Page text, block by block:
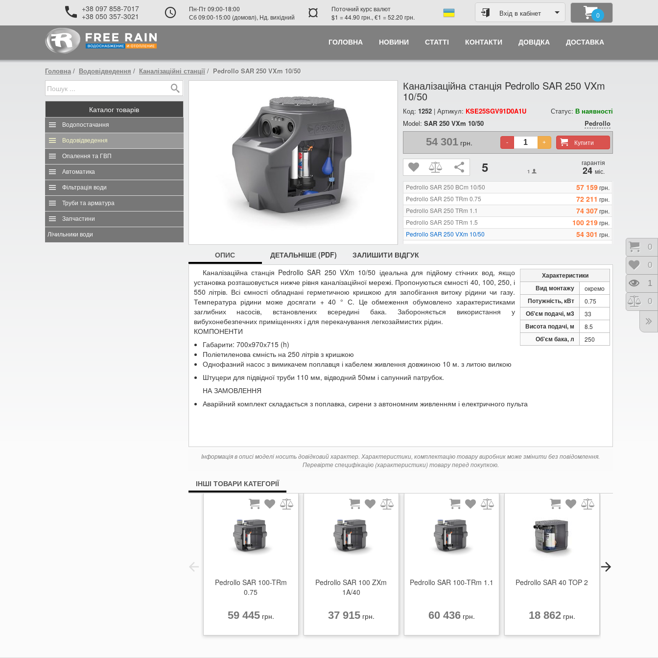
+38 097 858-7017
+38 050 357-3021
Пн-Пт 09:00-18:00
Сб 09:00-15:00 (домовл), Нд. вихідний
¤
Поточний курс валют
$1 = 44.90 грн., €1 = 52.20 грн.
Вхід в кабінет 0
ГОЛОВНА НОВИНИ СТАТТІ КОНТАКТИ ДОВІДКА ДОСТАВКА
Головна Водовідведення Каналізаційні станції Pedrollo SAR 250 VXm 10/50
Каталог товарів
Водопостачання
Водовідведення
Опалення та ГВП
Автоматика
Фільтрація води
Труби та арматура
Запчастини
Лічильники води
Каналізаційна станція Pedrollo SAR 250 VXm
10/50
Код: 1252 | Артикул: KSE25SGV91D0A1U Статус: В наявності
Model:SAR 250 VXm 10/50 Pedrollo
54 301грн. Купити
- +
5 1
гарантія
24 міс.
Pedrollo SAR 250 BCm 10/50
57 159грн.
Pedrollo SAR 250 TRm 0.75
72 211 грн.
Pedrollo SAR 250 TRm 1.1
74 307грн.
Pedrollo SAR 250 TRm 1.5
100 219грн.
Pedrollo SAR 250 VXm 10/50
54 301 грн.
ОПИС ДЕТАЛЬНІШЕ (PDF) ЗАЛИШИТИ ВІДГУК
Характеристики
Вид монтажу
окремо
Потужність, кВт 0.75
Об'єм подачі, м3 33
Висота подачі, м 8.5
Об'єм бака, л 250
Каналізаційна станція Pedrollo SAR 250 VXm 10/50 ідеальна для підйому стічних вод, якщо
установка розташовується нижче рівня каналізаційної мережі. Пропонуються ємності 40, 100, 250, і
550 літрів. Всі ємності обладнані герметичною кришкою для запобігання витоку рідини чи газу.
Температура рідини може досягати + 40 ° С. Це обмеження обумовлено характеристиками
заглибних насосів, встановлених всередині бака. Забороняється використання у
вибухонебезпечних приміщеннях і для перекачування легкозаймистих рідин.
КОМПОНЕНТИ
Габарити: 700х970х715 (h)
Поліетиленова ємність на 250 літрів з кришкою
Однофазний насос з вимикачем поплавця і кабелем живлення довжиною 10 м. з литою вилкою
Штуцери для підвідної труби 110 мм, відводний 50мм і сапунний патрубок.
НА ЗАМОВЛЕННЯ
Аварійний комплект складається з поплавка, сирени з автономним живленням і електричного пульта
Інформація в описі моделі носить довідковий характер. Характеристики, комплектацію товару виробник може змінити без повідомлення.
Перевірте специфікацію (характеристики) товару перед покупкою.
ІНШІ ТОВАРИ КАТЕГОРІЇ
Pedrollo SAR 100-TRm
0.75
59 445грн.
Pedrollo SAR 100 ZXm
1A/40
37 915грн.
Pedrollo SAR 100-TRm 1.1
60 436грн.
Pedrollo SAR 40 TOP 2
18 862грн.
0
0
1
0